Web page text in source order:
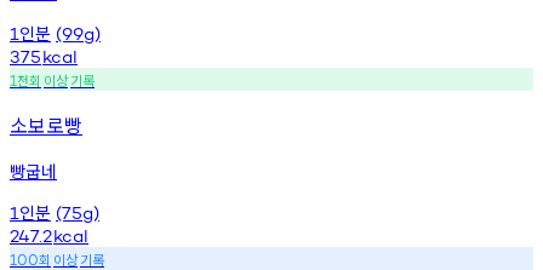
1 인분 (99g)
375kcal
1천회 이상기록
소보로빵
빵굽네
1 인분 (75g)
247.2kcal
100회 이상기록